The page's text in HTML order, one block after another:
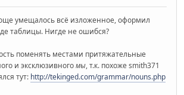
умещалось всё изложенное, оформил
таблицы. Нигде не ошибся?
поменять местами притяжательные
и эксклюзивногомы, т.к. похоже smith371
тут: http://tekinged.com/grammar/nouns.php